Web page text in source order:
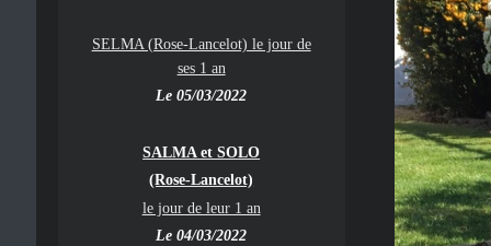
SELMA (Rose-Lancelot) le jour de
ses 1 an
Le 05/03/2022
SALMA et SOLO
(Rose-Lancelot)
le jour de leur 1 an
Le 04/03/2022